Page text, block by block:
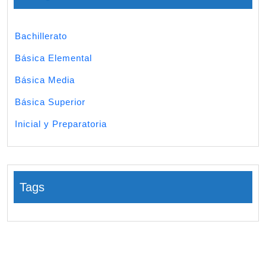
Bachillerato
Básica Elemental
Básica Media
Básica Superior
Inicial y Preparatoria
Tags